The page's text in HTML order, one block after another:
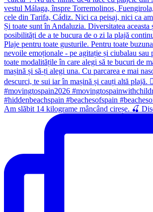
Am slăbit 14 kilograme mâncând cireșe. 🍒